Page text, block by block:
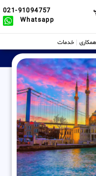
021-91094757
Whatsapp
خدمات
ترکیه بیشتر از ایرانی هاست!